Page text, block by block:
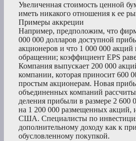
Увеличенная стоимость ценной
иметь никакого отношения к ее
Примеры аккреции
Например, предположим, что
000 000 долларов доступной
акционеров и что 1 000 000 акций
обращении; коэффициент EPS
Компания выпускает 200 000
компании, которая приносит 600
простым акционерам. Новая
объединенных компаний
деления прибыли в размере 2
на 1 200 000 размещенных акций,
США. Специалисты по
дополнительному доходу как к
обусловленному покупкой.